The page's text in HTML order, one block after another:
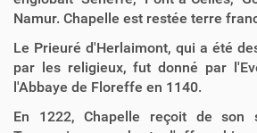
Namur. Chapelle est restée terre
Le Prieuré d'Herlaimont, qui a été
par les religieux, fut donné par
l'Abbaye de Floreffe en 1140.
En 1222, Chapelle reçoit de son